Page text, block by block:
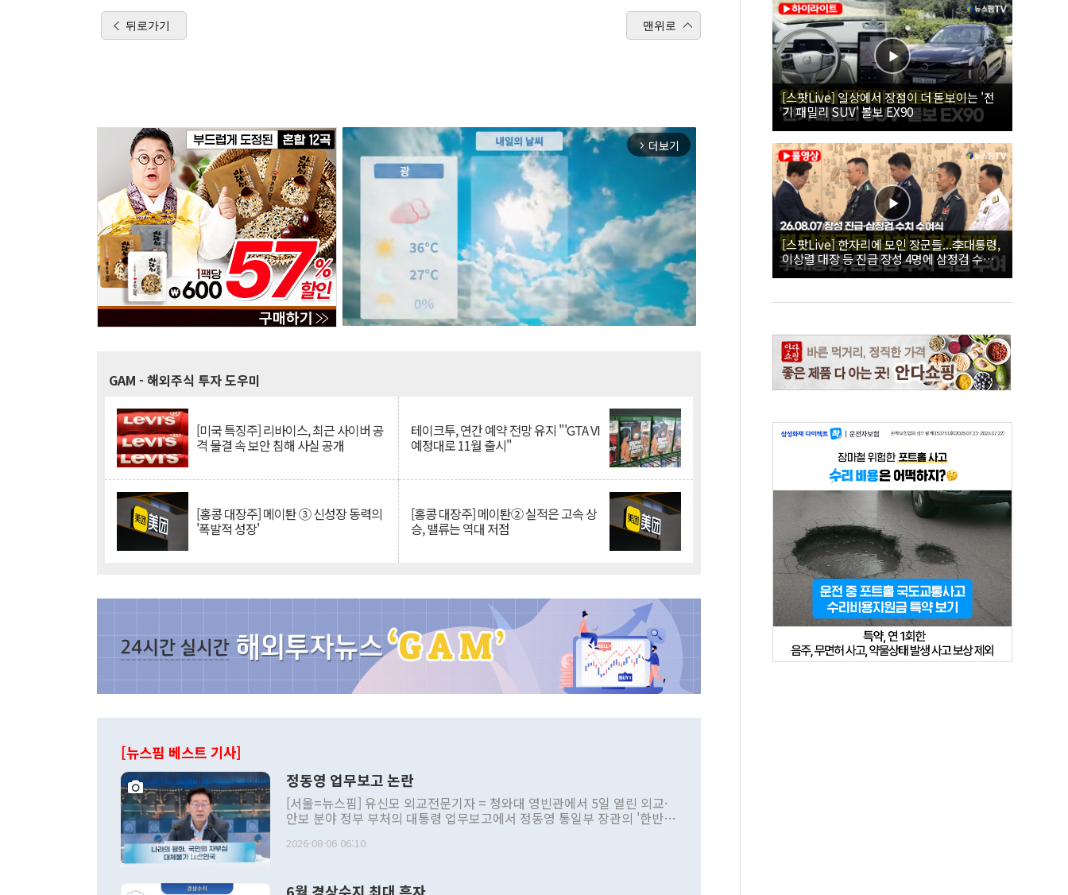
뒤로가기 맨위로
arrow_forward_ios 더보기
GAM - 해외주식 투자 도우미
[미국 특징주] 리바이스, 최근 사이버 공
격 물결 속 보안 침해 사실 공개
테이크투, 연간 예약 전망 유지 "'GTA VI
예정대로 11월 출시"
[홍콩 대장주] 메이퇀 ③ 신성장 동력의
'폭발적 성장'
[홍콩 대장주] 메이퇀② 실적은 고속 상
승, 밸류는 역대 저점
[뉴스핌 베스트 기사]
정동영 업무보고 논란
[서울=뉴스핌] 유신모 외교전문기자 = 청와대 영빈관에서 5일 열린 외교·
안보 분야 정부 부처의 대통령 업무보고에서 정동영 통일부 장관의 '한반도
발언 중에는 정부 내 조율을 거치지 않은 사안을 정책으로 추진하겠다고 공
2026-08-06 06:10
[스팟Live] 일상에서 장점이 더 돋보이는 '전
기 패밀리 SUV' 볼보 EX90
[스팟Live] 한자리에 모인 장군들...李대통령,
이상렬 대장 등 진급 장성 4명에 삼정검 수치
직접 수여｜26.08.07 장성 진급·삼정검 수치